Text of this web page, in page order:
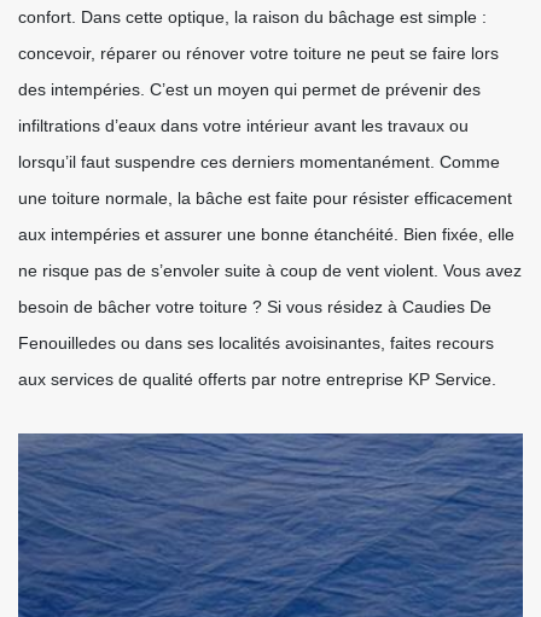
confort. Dans cette optique, la raison du bâchage est simple :
concevoir, réparer ou rénover votre toiture ne peut se faire lors
des intempéries. C’est un moyen qui permet de prévenir des
infiltrations d’eaux dans votre intérieur avant les travaux ou
lorsqu’il faut suspendre ces derniers momentanément. Comme
une toiture normale, la bâche est faite pour résister efficacement
aux intempéries et assurer une bonne étanchéité. Bien fixée, elle
ne risque pas de s’envoler suite à coup de vent violent. Vous avez
besoin de bâcher votre toiture ? Si vous résidez à Caudies De
Fenouilledes ou dans ses localités avoisinantes, faites recours
aux services de qualité offerts par notre entreprise KP Service.